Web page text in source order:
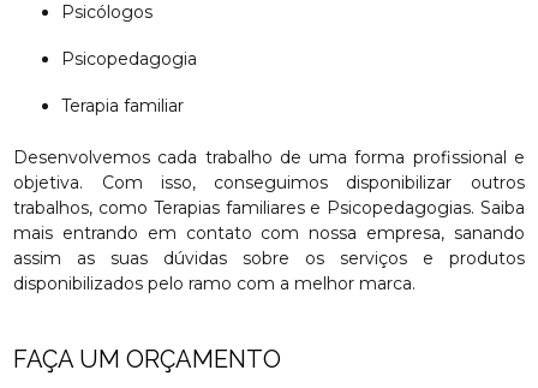
Psicólogos
Psicopedagogia
Terapia familiar
Desenvolvemos cada trabalho de uma forma profissional e
objetiva. Com isso, conseguimos disponibilizar outros
trabalhos, como Terapias familiares e Psicopedagogias. Saiba
mais entrando em contato com nossa empresa, sanando
assim as suas dúvidas sobre os serviços e produtos
disponibilizados pelo ramo com a melhor marca.
FAÇA UM ORÇAMENTO